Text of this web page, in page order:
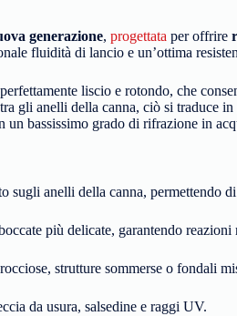
generazione, progettata per offrire
fluidità di lancio e un’ottima
liscio e rotondo, che
gli anelli della canna, ciò si traduce
bassissimo grado di rifrazione in
sugli anelli della canna, permettendo
più delicate, garantendo
strutture sommerse o fondali
da usura, salsedine e raggi UV.